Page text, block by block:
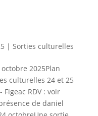
| Sorties culturelles
2025Plan
culturelles 24 et 25
RDV : voir
de daniel